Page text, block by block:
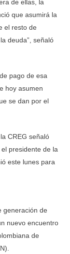
de ellas, la
que asumirá la
el resto de
deuda”, señaló
pago de esa
hoy asumen
se dan por el
CREG señaló
presidente de la
este lunes para
generación de
nuevo encuentro
de